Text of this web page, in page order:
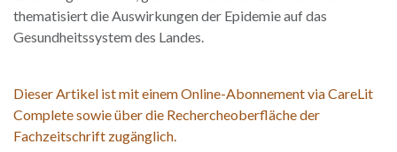
thematisiert die Auswirkungen der Epidemie auf das
Gesundheitssystem des Landes.
Dieser Artikel ist mit einem Online-Abonnement via CareLit
Complete sowie über die Rechercheoberfläche der
Fachzeitschrift zugänglich.